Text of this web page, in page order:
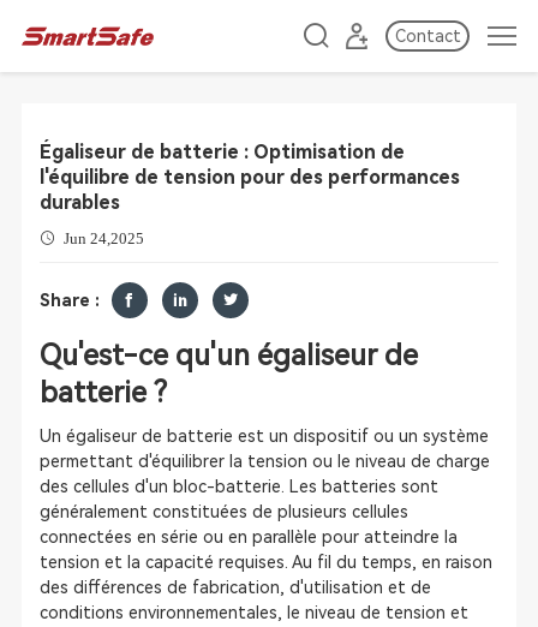
Contact
Égaliseur de batterie : Optimisation de
l'équilibre de tension pour des performances
durables
Jun 24,2025
Share :
Qu'est-ce qu'un égaliseur de
batterie ?
Un égaliseur de batterie est un dispositif ou un système
permettant d'équilibrer la tension ou le niveau de charge
des cellules d'un bloc-batterie. Les batteries sont
généralement constituées de plusieurs cellules
connectées en série ou en parallèle pour atteindre la
tension et la capacité requises. Au fil du temps, en raison
des différences de fabrication, d'utilisation et de
conditions environnementales, le niveau de tension et